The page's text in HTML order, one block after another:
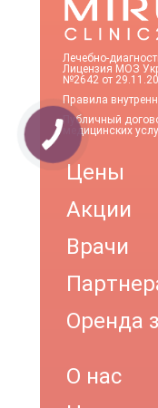
Лечебно-
Лицензия МОЗ
№2642 от
Правила
Публичный
медицинских
Цены
Акции
Врачи
Оренда
О нас